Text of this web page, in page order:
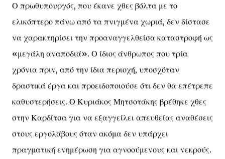
Ο πρωθυπουργός, που έκανε χθες βόλτα με το
ελικόπτερο πάνω από τα πνιγμένα χωριά, δεν δίστασε
να χαρακτηρίσει την προαναγγελθείσα καταστροφή ως
«μεγάλη αναποδιά». Ο ίδιος άνθρωπος που τρία
χρόνια πριν, από την ίδια περιοχή, υποσχόταν
δραστικά έργα και προειδοποιούσε ότι δεν θα επέτρεπε
καθυστερήσεις. Ο Κυριάκος Μητσοτάκης βρέθηκε χθες
στην Καρδίτσα για να εξαγγείλει απευθείας αναθέσεις
στους εργολάβους όταν ακόμα δεν υπάρχει
πραγματική ενημέρωση για αγνοούμενους και νεκρούς.